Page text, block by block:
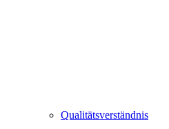
Qualitätsverständnis